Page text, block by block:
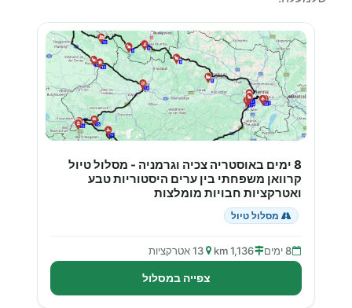
8 ימים באוסטריה צכיה וגרמניה - מסלול טיול
קרוואן משפחתי בין ערים היסטוריות טבע
ואטרקציות חבויות מומלצות
מסלול טיול
8 ימים 1,136 km 13 אטרקציות
צפייה במסלול